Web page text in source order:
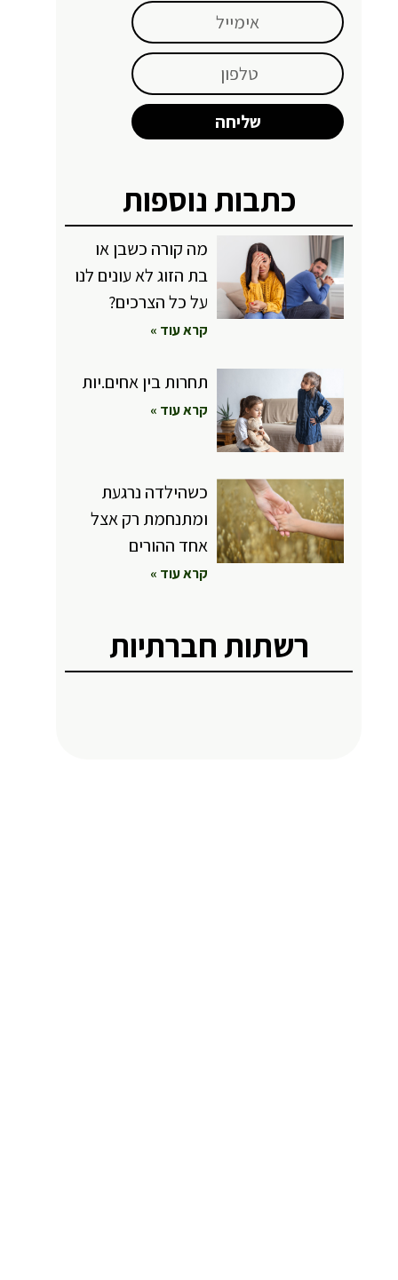
שליחה
כתבות נוספות
מה קורה כשבן או
בת הזוג לא עונים לנו
על כל הצרכים?
קרא עוד »
תחרות בין אחים.יות
קרא עוד »
כשהילדה נרגעת
ומתנחמת רק אצל
אחד ההורים
קרא עוד »
רשתות חברתיות